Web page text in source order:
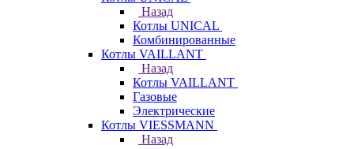
Назад
Котлы UNICAL
Комбинированные
Котлы VAILLANT
Назад
Котлы VAILLANT
Газовые
Электрические
Котлы VIESSMANN
Назад